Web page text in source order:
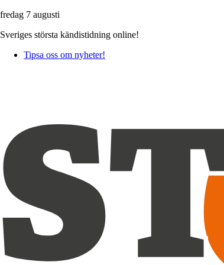
fredag 7 augusti
Sveriges största kändistidning online!
Tipsa oss om nyheter!